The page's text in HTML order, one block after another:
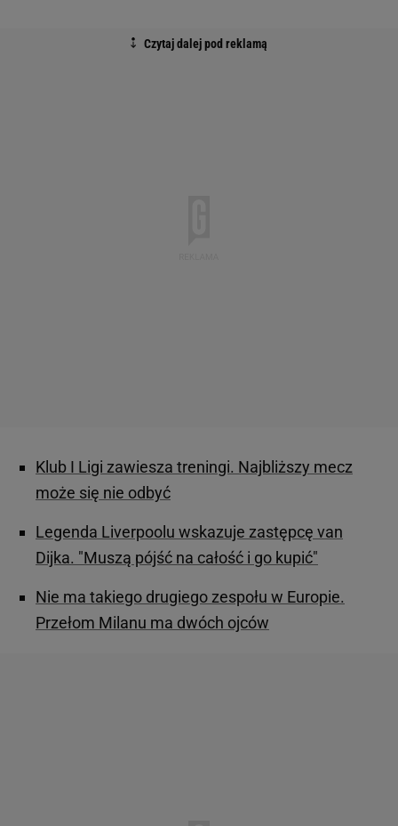
Klub I Ligi zawiesza treningi. Najbliższy mecz
może się nie odbyć
Legenda Liverpoolu wskazuje zastępcę van
Dijka. "Muszą pójść na całość i go kupić"
Nie ma takiego drugiego zespołu w Europie.
Przełom Milanu ma dwóch ojców